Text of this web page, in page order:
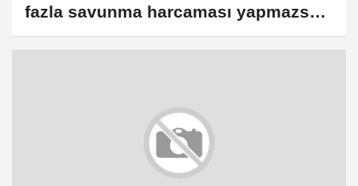
fazla savunma harcaması yapmazsak
gerçekten başımız dertte"